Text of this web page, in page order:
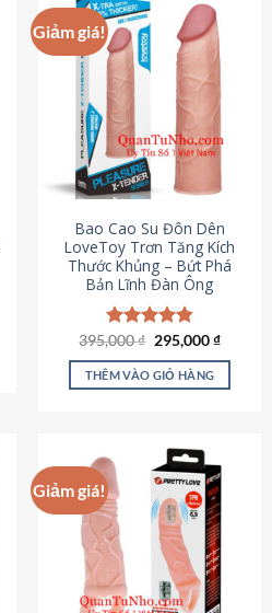
Giảm giá!
Bao Cao Su Đôn Dên
LoveToy Trơn Tăng Kích
Thước Khủng – Bứt Phá
Bản Lĩnh Đàn Ông
Được xếp
hạng4.82
5 sao
395,000₫ Giá
là:
395,000 ₫.
295,000₫Giá
tại
THÊM VÀO GIỎ HÀNG
Giảm giá!